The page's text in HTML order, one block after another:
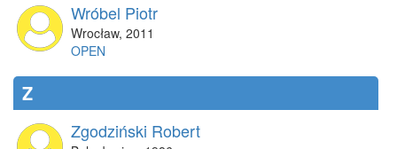
Wróbel Piotr
Wrocław, 2011
OPEN
Z
Zgodziński Robert